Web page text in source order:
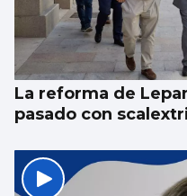
La reforma de
pasado con